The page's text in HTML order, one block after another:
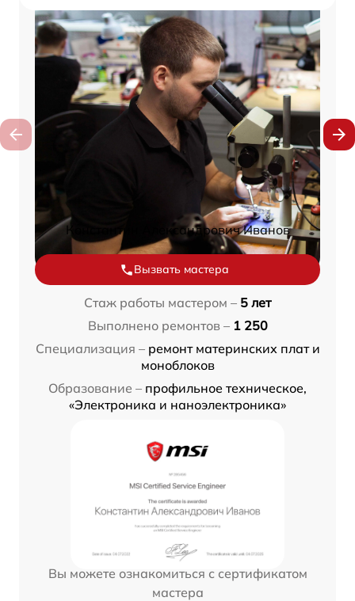
Константин Александрович Иванов
Вызвать мастера
Стаж работы мастером – 5 лет
Выполнено ремонтов – 1 250
Специализация – ремонт материнских плат и
моноблоков
Образование – профильное техническое,
«Электроника и наноэлектроника»
Вы можете ознакомиться с сертификатом
мастера